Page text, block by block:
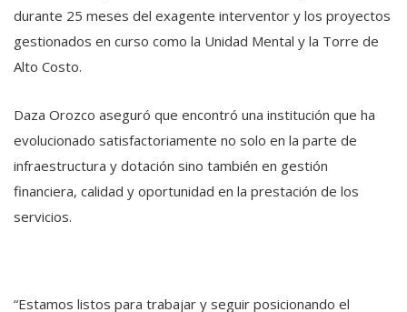
durante 25 meses del exagente interventor y los proyectos
gestionados en curso como la Unidad Mental y la Torre de
Alto Costo.
Daza Orozco aseguró que encontró una institución que ha
evolucionado satisfactoriamente no solo en la parte de
infraestructura y dotación sino también en gestión
financiera, calidad y oportunidad en la prestación de los
servicios.
“Estamos listos para trabajar y seguir posicionando el